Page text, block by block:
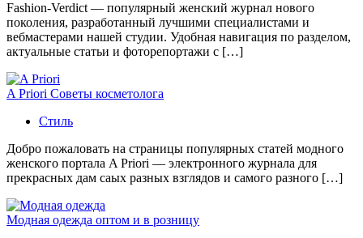
Fashion-Verdict — популярный женский журнал нового
поколения, разработанный лучшими специалистами и
вебмастерами нашей студии. Удобная навигация по разделом,
актуальные статьи и фоторепортажи с […]
A Priori Советы косметолога
Стиль
Добро пожаловать на страницы популярных статей модного
женского портала A Priori — электронного журнала для
прекрасных дам саых разных взглядов и самого разного […]
Модная одежда оптом и в розницу